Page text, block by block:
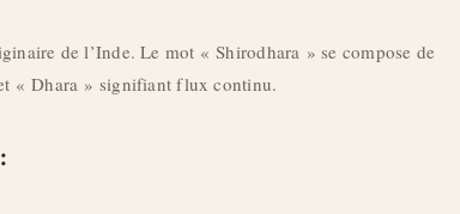
de l’Inde. Le mot « Shirodhara » se compose de
« Dhara » signifiant flux continu.